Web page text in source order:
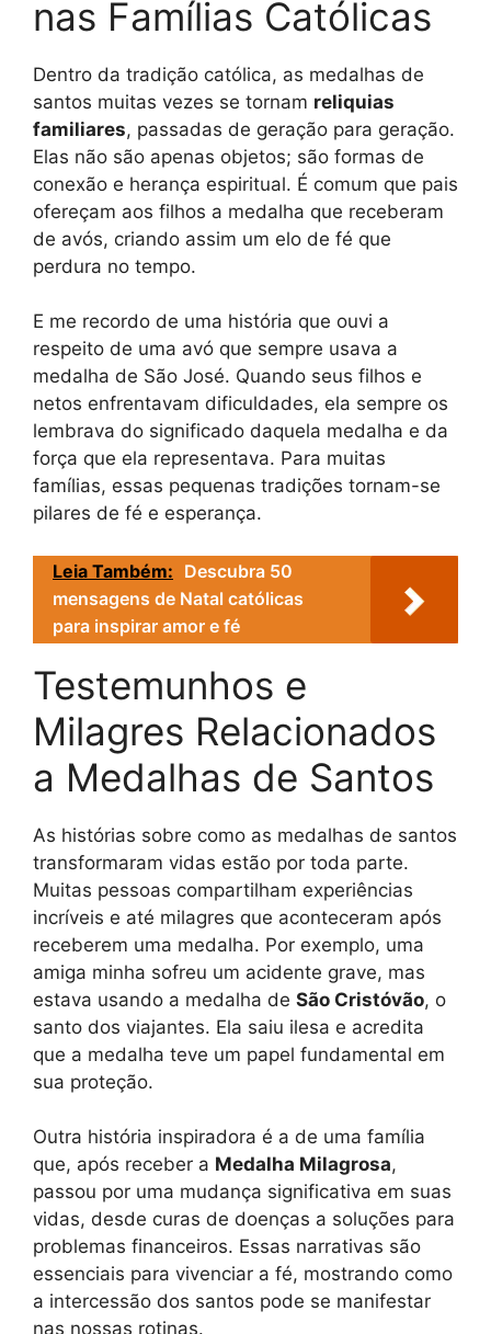
nas Famílias Católicas
Dentro da tradição católica, as medalhas de
santos muitas vezes se tornam reliquias
familiares, passadas de geração para geração.
Elas não são apenas objetos; são formas de
conexão e herança espiritual. É comum que pais
ofereçam aos filhos a medalha que receberam
de avós, criando assim um elo de fé que
perdura no tempo.
E me recordo de uma história que ouvi a
respeito de uma avó que sempre usava a
medalha de São José. Quando seus filhos e
netos enfrentavam dificuldades, ela sempre os
lembrava do significado daquela medalha e da
força que ela representava. Para muitas
famílias, essas pequenas tradições tornam-se
pilares de fé e esperança.
Leia Também: Descubra 50
mensagens de Natal católicas
para inspirar amor e fé
Testemunhos e
Milagres Relacionados
a Medalhas de Santos
As histórias sobre como as medalhas de santos
transformaram vidas estão por toda parte.
Muitas pessoas compartilham experiências
incríveis e até milagres que aconteceram após
receberem uma medalha. Por exemplo, uma
amiga minha sofreu um acidente grave, mas
estava usando a medalha de São Cristóvão, o
santo dos viajantes. Ela saiu ilesa e acredita
que a medalha teve um papel fundamental em
sua proteção.
Outra história inspiradora é a de uma família
que, após receber a Medalha Milagrosa,
passou por uma mudança significativa em suas
vidas, desde curas de doenças a soluções para
problemas financeiros. Essas narrativas são
essenciais para vivenciar a fé, mostrando como
a intercessão dos santos pode se manifestar
nas nossas rotinas.